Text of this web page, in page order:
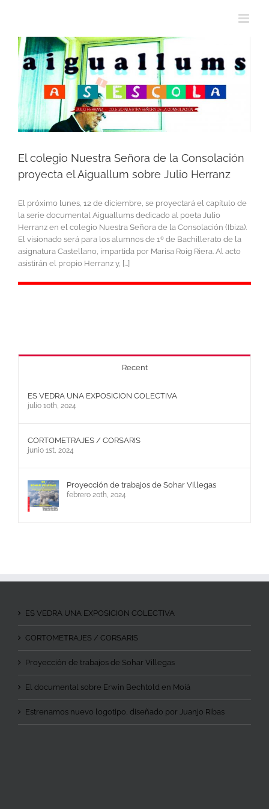
El colegio Nuestra Señora de la Consolación
proyecta el Aiguallum sobre Julio Herranz
El próximo lunes, 12 de diciembre, se proyectará el capítulo de
la serie documental Aiguallums dedicado al poeta Julio
Herranz en el colegio Nuestra Señora de la Consolación (Ibiza).
El visionado será para los alumnos de 1º de Bachillerato de la
asignatura Castellano, impartida por Marisa Roig Riera. Al acto
asistirán el propio Herranz y, [...]
Recent
ES VEDRA UNA EXPOSICION COLECTIVA
julio 10th, 2024
CORTOMETRAJES / CORSARIS
junio 1st, 2024
Proyección de trabajos de Sohar Villegas
febrero 20th, 2024
ES VEDRA UNA EXPOSICION COLECTIVA
CORTOMETRAJES / CORSARIS
Proyección de trabajos de Sohar Villegas
El documental sobre Erwin Bechtold en Moià
Estrenamos nuevo logotipo, diseñado por Juanjo Ribas